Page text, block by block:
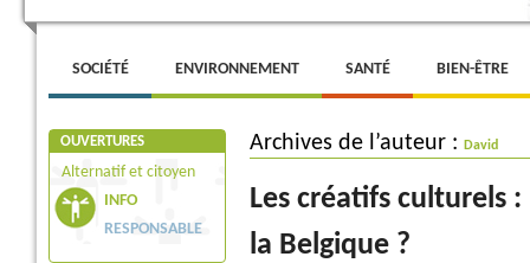
Menu principal
ALLER AU CONTENU PRINCIPAL
ALLER AU CONTENU SECONDAIRE
SOCIÉTÉ ENVIRONNEMENT SANTÉ BIEN-ÊTRE
OUVERTURES
Alternatif et citoyen
INFO
RESPONSABLE
Archives de l’auteur : David
Les créatifs culturels
la Belgique ?